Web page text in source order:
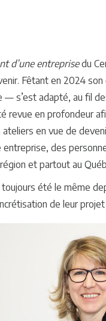
d’une entreprisedu
Fêtant en 2024
s’est adapté, au fil
en profondeur
en vue de
des
et partout au
été le même
de leur projet